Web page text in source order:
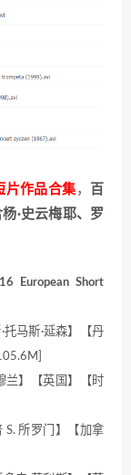
片作品合集，
百
·史云梅耶、罗
European Short
马斯·延森】【丹
兰】【英国】【时
所罗门】【加拿